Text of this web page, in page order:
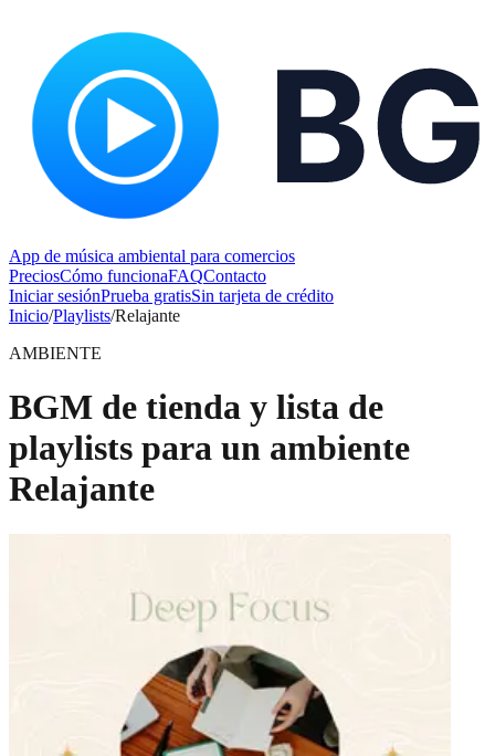
App de música ambiental para comercios
PreciosCómo funcionaFAQContacto
Iniciar sesiónPrueba gratisSin tarjeta de crédito
Inicio/Playlists/Relajante
AMBIENTE
BGM de tienda y lista de
playlists para un ambiente
Relajante